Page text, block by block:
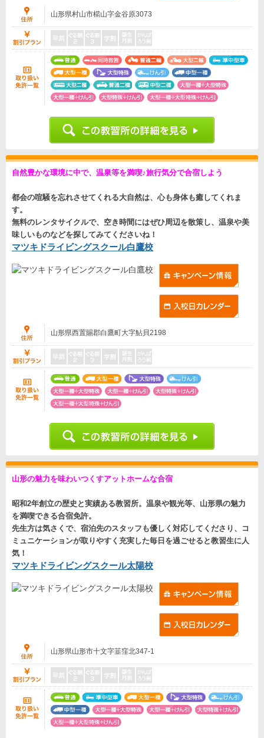
山形県村山市櫤山字金谷原3073
自然豊かな環境に中で、温泉等を満喫♪旅行気分で合宿しよう
都会の喧騒を忘れさせてくれる大自然は、 心も身体も癒してくれま
す。
無料のレンタサイクルで、空き時間にはぜひ周辺を散策し、温泉や美
味しいものなどを探してみてくださいね！
マツキドライビングスクール白鷹校
山形県西置賜郡白鷹町大字鮎貝2198
山形の魅力を味わいつくすアットホームな合宿
昭和2年創立の歴史と実績ある教習所。温泉や観光等、山形県の魅力
を満喫できる合宿免許。
先生方は気さくで、宿泊先のスタッフも優しく対応してくださり、コ
ミュニケーションが取りやすく充実した毎日を過ごせると教習生に人
気！
マツキドライビングスクール太陽校
山形県山形市十文字韮窪北347-1